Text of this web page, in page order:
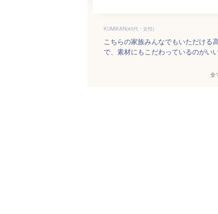
KUMIKAN(40代・女性)
こちらの家族みんなでもいただける
で、素材にもこだわっているのがい
全